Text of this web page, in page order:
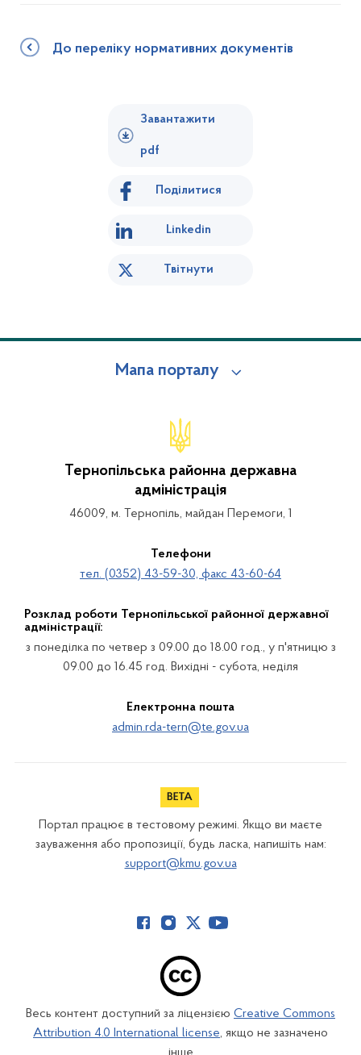
До переліку нормативних документів
Завантажити
pdf
Поділитися
Linkedin
Твітнути
Мапа порталу
Тернопільська районна державна
адміністрація
46009, м. Тернопіль, майдан Перемоги, 1
Телефони
тел. (0352) 43-59-30, факс 43-60-64
Розклад роботи Тернопільської районної державної
адміністрації:
з понеділка по четвер з 09.00 до 18.00 год., у п'ятницю з
09.00 до 16.45 год. Вихідні - субота, неділя
Електронна пошта
admin.rda-tern@te.gov.ua
Портал працює в тестовому режимі. Якщо ви маєте
зауваження або пропозиції, будь ласка, напишіть нам:
support@kmu.gov.ua
Весь контент доступний за ліцензією Creative Commons
Attribution 4.0 International license, якщо не зазначено